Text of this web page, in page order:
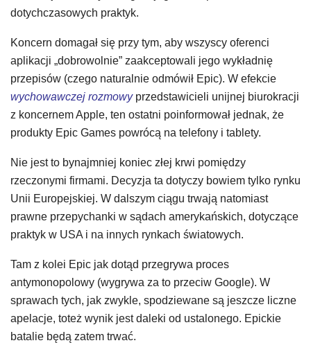
dotychczasowych praktyk.
Koncern domagał się przy tym, aby wszyscy oferenci
aplikacji „dobrowolnie” zaakceptowali jego wykładnię
przepisów (czego naturalnie odmówił Epic). W efekcie
wychowawczej rozmowyprzedstawicieli unijnej biurokracji
z koncernem Apple, ten ostatni poinformował jednak, że
produkty Epic Games powrócą na telefony i tablety.
Nie jest to bynajmniej koniec złej krwi pomiędzy
rzeczonymi firmami. Decyzja ta dotyczy bowiem tylko rynku
Unii Europejskiej. W dalszym ciągu trwają natomiast
prawne przepychanki w sądach amerykańskich, dotyczące
praktyk w USA i na innych rynkach światowych.
Tam z kolei Epic jak dotąd przegrywa proces
antymonopolowy (wygrywa za to przeciw Google). W
sprawach tych, jak zwykle, spodziewane są jeszcze liczne
apelacje, toteż wynik jest daleki od ustalonego. Epickie
batalie będą zatem trwać.